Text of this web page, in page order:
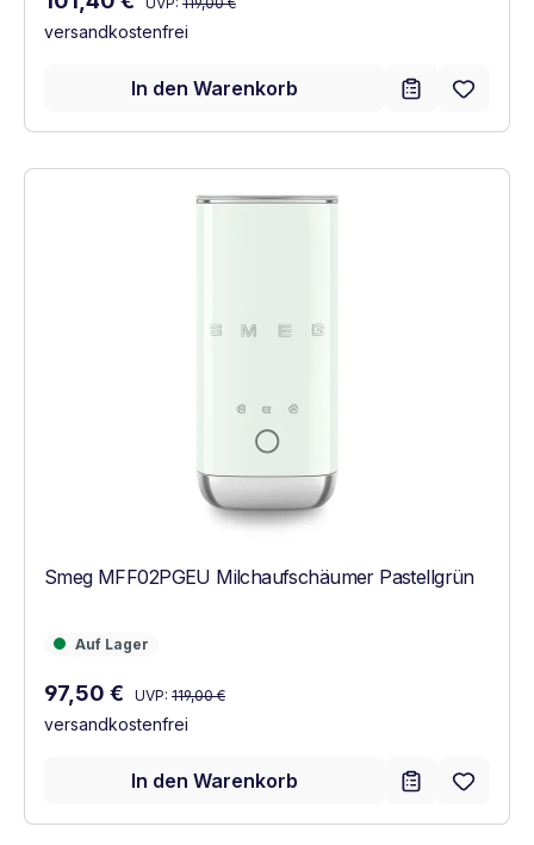
versandkostenfrei
In den Warenkorb
Smeg MFF02PGEU Milchaufschäumer Pastellgrün
Auf Lager
Auf Lager
Verkaufspreis:
97,50 € Regulärer Preis:
UVP: 119,00 €
versandkostenfrei
In den Warenkorb